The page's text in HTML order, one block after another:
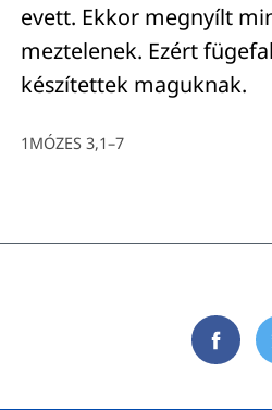
evett. Ekkor megnyílt
meztelenek. Ezért
készítettek maguknak.
1MÓZES 3,1–7